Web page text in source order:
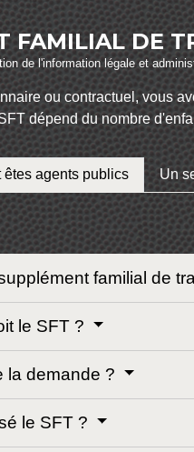
FAMILIAL DE
de l'information légale et
ou contractuel, vous
dépend du nombre
êtes agents publics Un
familial de
le SFT ?
la demande ?
le SFT ?